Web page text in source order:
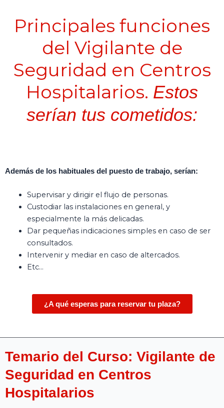
Principales funciones
del Vigilante de
Seguridad en Centros
Hospitalarios. Estos
serían tus cometidos:
Además de los habituales del puesto de trabajo, serían:
Supervisar y dirigir el flujo de personas.
Custodiar las instalaciones en general, y
especialmente la más delicadas.
Dar pequeñas indicaciones simples en caso de ser
consultados.
Intervenir y mediar en caso de altercados.
Etc…
¿A qué esperas para reservar tu plaza?
Temario del Curso: Vigilante de
Seguridad en Centros
Hospitalarios